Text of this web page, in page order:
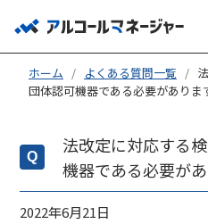
ホーム / よくある質問一覧 /
団体認可機器である必要がありま
法改定に対応する
機器である必要が
2022年6月21日